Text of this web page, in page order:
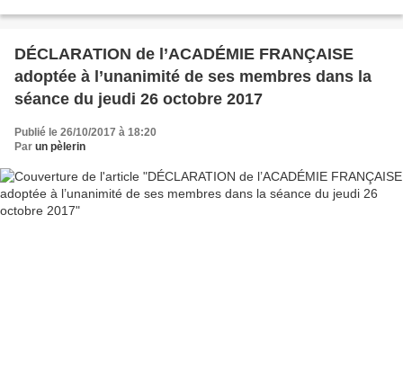
DÉCLARATION de l’ACADÉMIE FRANÇAISE
adoptée à l’unanimité de ses membres dans la
séance du jeudi 26 octobre 2017
Publié le 26/10/2017 à 18:20
Par un pèlerin